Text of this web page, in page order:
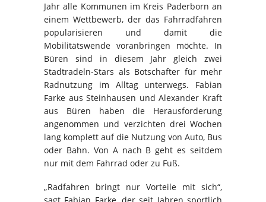
Jahr alle Kommunen im Kreis Paderborn an
einem Wettbewerb, der das Fahrradfahren
popularisieren und damit die
Mobilitätswende voranbringen möchte. In
Büren sind in diesem Jahr gleich zwei
Stadtradeln-Stars als Botschafter für mehr
Radnutzung im Alltag unterwegs. Fabian
Farke aus Steinhausen und Alexander Kraft
aus Büren haben die Herausforderung
angenommen und verzichten drei Wochen
lang komplett auf die Nutzung von Auto, Bus
oder Bahn. Von A nach B geht es seitdem
nur mit dem Fahrrad oder zu Fuß.
„Radfahren bringt nur Vorteile mit sich“,